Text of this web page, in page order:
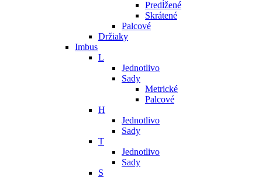
Predĺžené
Skrátené
Palcové
Držiaky
Imbus
L
Jednotlivo
Sady
Metrické
Palcové
H
Jednotlivo
Sady
T
Jednotlivo
Sady
S